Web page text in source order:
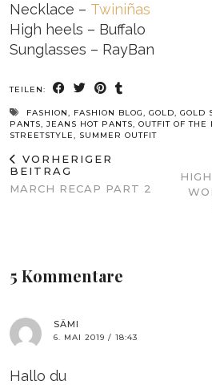
Necklace – Twiniñas
High heels – Buffalo
Sunglasses – RayBan
TEILEN:
FASHION, FASHION BLOG, GOLD, GOLD
PANTS, JEANS HOT PANTS, OUTFIT OF THE
STREETSTYLE, SUMMER OUTFIT
VORHERIGER
BEITRAG
MARCH RECAP PART 2
5 Kommentare
SÄMI
6. MAI 2019 / 18:43
Hallo du